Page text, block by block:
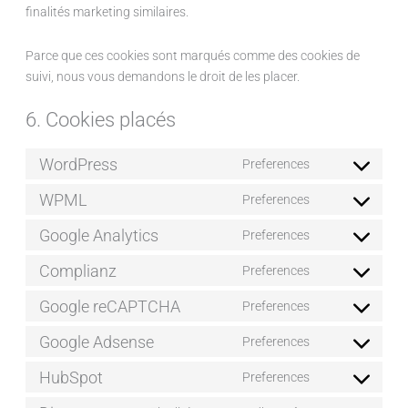
finalités marketing similaires.
Parce que ces cookies sont marqués comme des cookies de
suivi, nous vous demandons le droit de les placer.
6. Cookies placés
WordPress Preferences
WPML Preferences
Google Analytics Preferences
Complianz Preferences
Google reCAPTCHA Preferences
Google Adsense Preferences
HubSpot Preferences